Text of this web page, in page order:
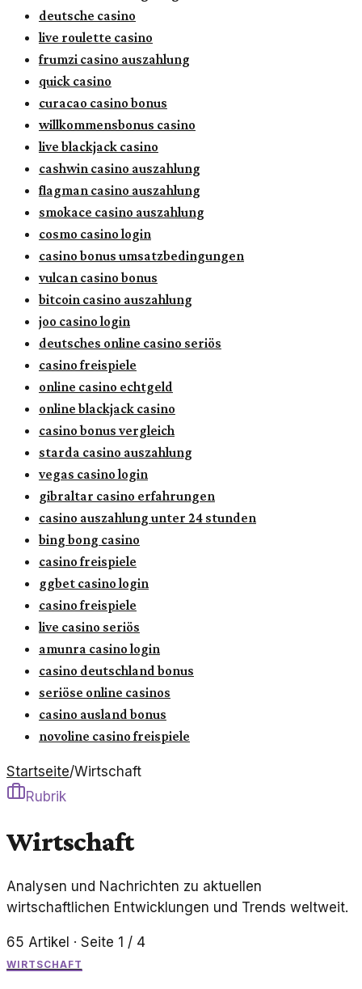
deutsche casino
live roulette casino
frumzi casino auszahlung
quick casino
curacao casino bonus
willkommensbonus casino
live blackjack casino
cashwin casino auszahlung
flagman casino auszahlung
smokace casino auszahlung
cosmo casino login
casino bonus umsatzbedingungen
vulcan casino bonus
bitcoin casino auszahlung
joo casino login
deutsches online casino seriös
casino freispiele
online casino echtgeld
online blackjack casino
casino bonus vergleich
starda casino auszahlung
vegas casino login
gibraltar casino erfahrungen
casino auszahlung unter 24 stunden
bing bong casino
casino freispiele
ggbet casino login
casino freispiele
live casino seriös
amunra casino login
casino deutschland bonus
seriöse online casinos
casino ausland bonus
novoline casino freispiele
Startseite/Wirtschaft
Rubrik
Wirtschaft
Analysen und Nachrichten zu aktuellen
wirtschaftlichen Entwicklungen und Trends weltweit.
65 Artikel · Seite 1 / 4
WIRTSCHAFT